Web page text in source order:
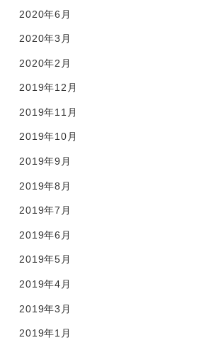
2020年6月
2020年3月
2020年2月
2019年12月
2019年11月
2019年10月
2019年9月
2019年8月
2019年7月
2019年6月
2019年5月
2019年4月
2019年3月
2019年1月